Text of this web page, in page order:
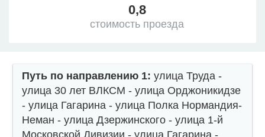
0,8
стоимость проезда
Путь по направлению 1: улица Труда -
улица 30 лет ВЛКСМ - улица Орджоникидзе
- улица Гагарина - улица Полка Нормандия-
Неман - улица Дзержинского - улица 1-й